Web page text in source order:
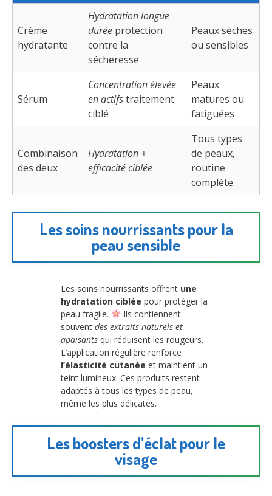
Crème
hydratante
Hydratation longue
durée protection
contre la
sécheresse
Peaux sèches
ou sensibles
Sérum
Concentration élevée
en actifstraitement
ciblé
Peaux
matures ou
fatiguées
Combinaison
des deux
Hydratation +
efficacité ciblée
Tous types
de peaux,
routine
complète
Les soins nourrissants pour la
peau sensible
Les soins nourrissants offrent une
hydratation ciblée pour protéger la
peau fragile.
Ils contiennent
souvent des extraits naturels et
apaisants qui réduisent les rougeurs.
L’application régulière renforce
l’élasticité cutanée et maintient un
teint lumineux. Ces produits restent
adaptés à tous les types de peau,
même les plus délicates.
Les boosters d’éclat pour le
visage